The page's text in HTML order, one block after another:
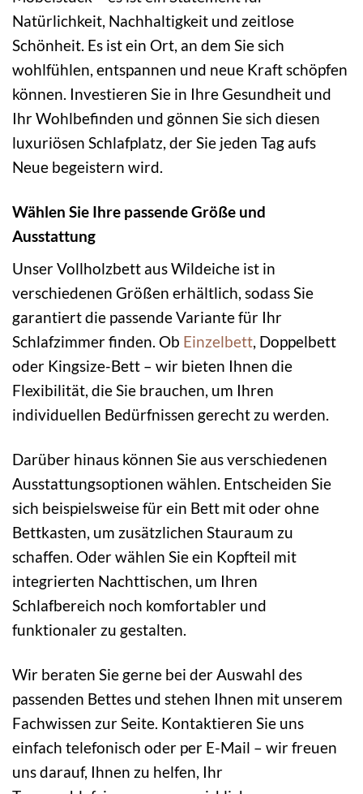
Natürlichkeit, Nachhaltigkeit und zeitlose
Schönheit. Es ist ein Ort, an dem Sie sich
wohlfühlen, entspannen und neue Kraft schöpfen
können. Investieren Sie in Ihre Gesundheit und
Ihr Wohlbefinden und gönnen Sie sich diesen
luxuriösen Schlafplatz, der Sie jeden Tag aufs
Neue begeistern wird.
Wählen Sie Ihre passende Größe und
Ausstattung
Unser Vollholzbett aus Wildeiche ist in
verschiedenen Größen erhältlich, sodass Sie
garantiert die passende Variante für Ihr
Schlafzimmer finden. Ob Einzelbett, Doppelbett
oder Kingsize-Bett – wir bieten Ihnen die
Flexibilität, die Sie brauchen, um Ihren
individuellen Bedürfnissen gerecht zu werden.
Darüber hinaus können Sie aus verschiedenen
Ausstattungsoptionen wählen. Entscheiden Sie
sich beispielsweise für ein Bett mit oder ohne
Bettkasten, um zusätzlichen Stauraum zu
schaffen. Oder wählen Sie ein Kopfteil mit
integrierten Nachttischen, um Ihren
Schlafbereich noch komfortabler und
funktionaler zu gestalten.
Wir beraten Sie gerne bei der Auswahl des
passenden Bettes und stehen Ihnen mit unserem
Fachwissen zur Seite. Kontaktieren Sie uns
einfach telefonisch oder per E-Mail – wir freuen
uns darauf, Ihnen zu helfen, Ihr